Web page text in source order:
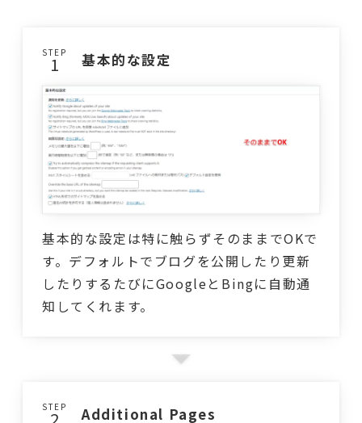
STEP 基本的な設定
基本的な設定は特に触らずそのままでOKで
す。デフォルトでブログを公開したり更新
したりするたびにGoogleとBingに自動通
知してくれます。
STEP Additional Pages